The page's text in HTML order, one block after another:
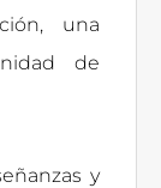
una
de
y